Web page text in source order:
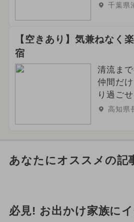
千葉県
【空きあり】気兼ねなく
宿
清流ま
仲間だ
り過ご
高知県
あなたにオススメの記
必見! お出かけ家族に